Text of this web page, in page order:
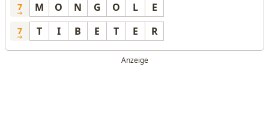
7 M O N G O L E
7 T I B E T E R